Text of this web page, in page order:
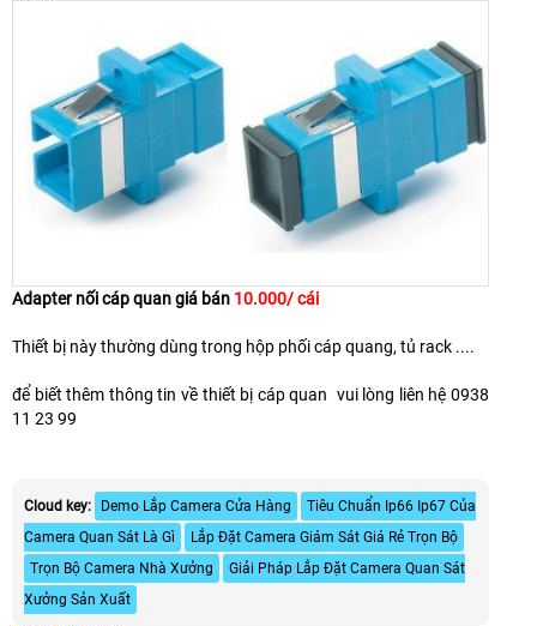
Adapter nối cáp quan giá bán 10.000/ cái
Thiết bị này thường dùng trong hộp phối cáp quang, tủ rack ....
để biết thêm thông tin về thiết bị cáp quan vui lòng liên hệ 0938
11 23 99
Cloud key: Demo Lắp Camera Cửa Hàng
Tiêu Chuẩn Ip66 Ip67 Của
Camera Quan Sát Là Gì
Lắp Đặt Camera Giám Sát Giá Rẻ Trọn Bộ
Trọn Bộ Camera Nhà Xưởng
Giải Pháp Lắp Đặt Camera Quan Sát
Xưởng Sản Xuất